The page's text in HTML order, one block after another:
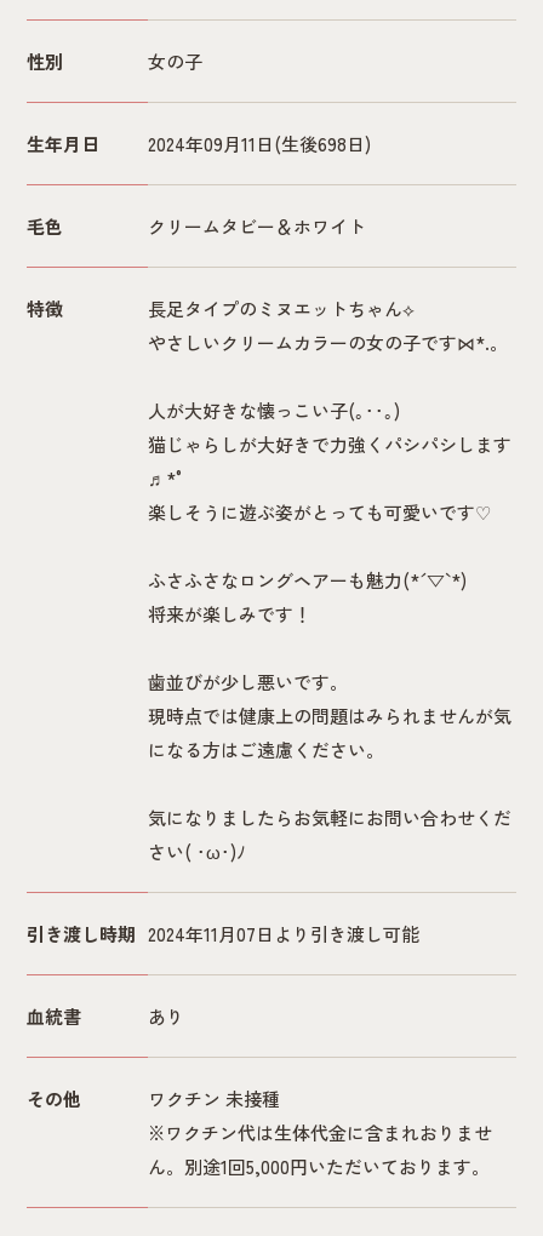
性別 女の子
生年月日 2024年09月11日(生後698日)
毛色 クリームタビー＆ホワイト
特徴
長足タイプのミヌエットちゃん⟡
やさしいクリームカラーの女の子です⋈*.。
人が大好きな懐っこい子(｡･･｡)
猫じゃらしが大好きで力強くパシパシします
♬*°
楽しそうに遊ぶ姿がとっても可愛いです♡
ふさふさなロングヘアーも魅力(*´▽`*)
将来が楽しみです！
歯並びが少し悪いです。
現時点では健康上の問題はみられませんが気
になる方はご遠慮ください。
気になりましたらお気軽にお問い合わせくだ
さい( ･ω･)ﾉ
引き渡し時期 2024年11月07日より引き渡し可能
血統書 あり
その他
ワクチン 未接種
※ワクチン代は生体代金に含まれおりませ
ん。別途1回5,000円いただいております。